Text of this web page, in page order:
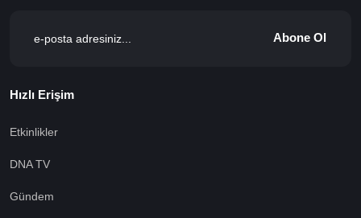
Abone Ol
Hızlı Erişim
Etkinlikler
DNA TV
Gündem